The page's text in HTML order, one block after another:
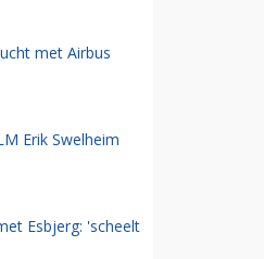
met Airbus
Erik Swelheim
Esbjerg: 'scheelt